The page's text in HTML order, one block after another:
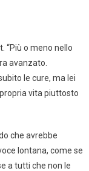
“Più o meno nello
avanzato.
le cure, ma lei
vita piuttosto
che avrebbe
lontana, come se
a tutti che non le